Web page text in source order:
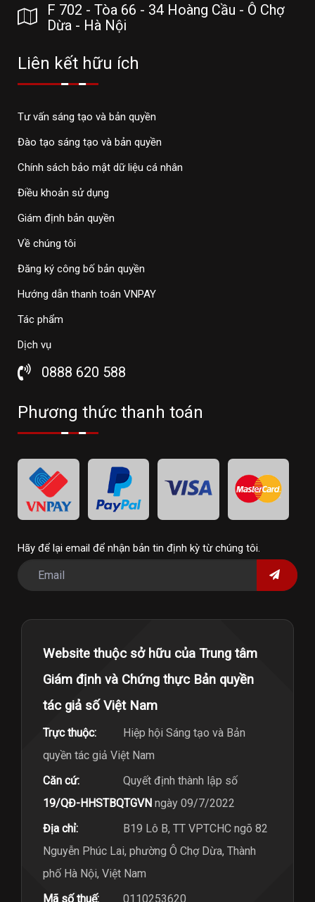
F 702 - Tòa 66 - 34 Hoàng Cầu - Ô Chợ
Dừa - Hà Nội
Liên kết hữu ích
Tư vấn sáng tạo và bản quyền
Đào tạo sáng tạo và bản quyền
Chính sách bảo mật dữ liệu cá nhân
Điều khoản sử dụng
Giám định bản quyền
Về chúng tôi
Đăng ký công bố bản quyền
Hướng dẫn thanh toán VNPAY
Tác phẩm
Dịch vụ
0888 620 588
Phương thức thanh toán
Hãy để lại email để nhận bản tin định kỳ từ chúng tôi.
Website thuộc sở hữu của Trung tâm
Giám định và Chứng thực Bản quyền
tác giả số Việt Nam
Trực thuộc:
Hiệp hội Sáng tạo và Bản
quyền tác giả Việt Nam
Căn cứ:
Quyết định thành lập số
19/QĐ-HHSTBQTGVN ngày 09/7/2022
Địa chỉ:
B19 Lô B, TT VPTCHC ngõ 82
Nguyễn Phúc Lai, phường Ô Chợ Dừa, Thành
phố Hà Nội, Việt Nam
Mã số thuế:
0110253620